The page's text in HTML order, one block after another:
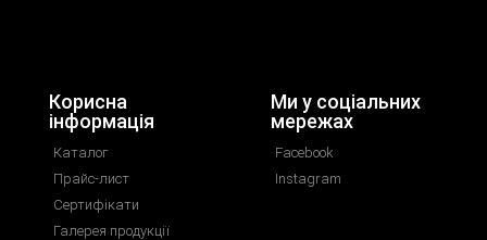
Корисна
інформація
Каталог
Прайс-лист
Сертифікати
Галерея продукції
Ми у соціальних
мережах
Facebook
Instagram